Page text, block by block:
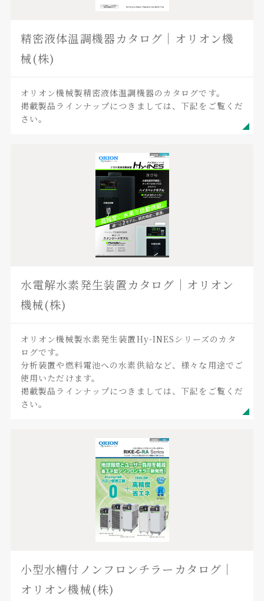
精密液体温調機器カタログ｜オリオン機
械(株)
オリオン機械製精密液体温調機器のカタログです。
掲載製品ラインナップにつきましては、下記をご覧くだ
さい。
水電解水素発生装置カタログ｜オリオン
機械(株)
オリオン機械製水素発生装置Hy-INESシリーズのカタ
ログです。
分析装置や燃料電池への水素供給など、様々な用途でご
使用いただけます。
掲載製品ラインナップにつきましては、下記をご覧くだ
さい。
小型水槽付ノンフロンチラーカタログ｜
オリオン機械(株)